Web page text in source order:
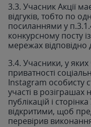
3.3. Учасник Акції
відгуків, тобто по
посиланнями у
конкурсному посту
мережах
3.4. Учасники, у
приватності
Instagram особисту
участі в розіграшах
публікацій і
відкритими, щоб
перевірив